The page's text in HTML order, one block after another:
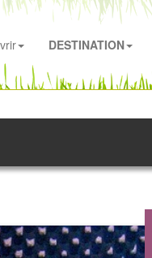
DESTINATION